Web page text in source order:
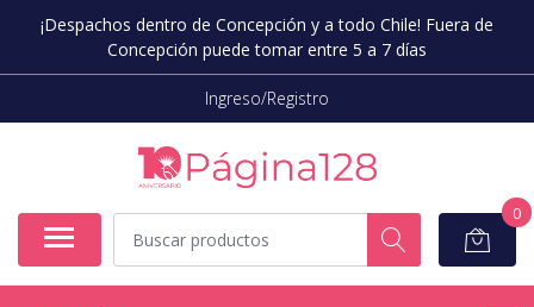
¡Despachos dentro de Concepción y a todo Chile! Fuera de
Concepción puede tomar entre 5 a 7 días
Ingreso/Registro
0